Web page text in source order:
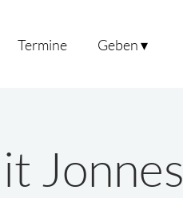
Termine Geben ▾
Jonnes